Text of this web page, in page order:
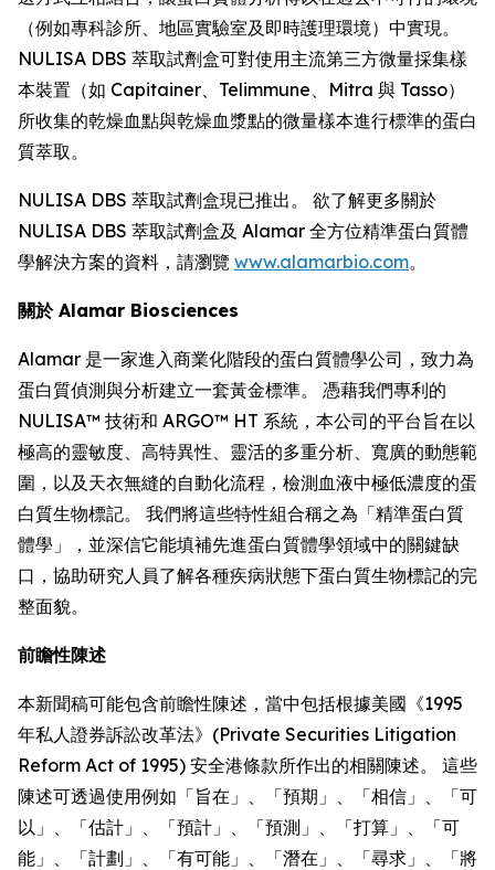
（例如專科診所、地區實驗室及即時護理環境）中實現。
NULISA DBS 萃取試劑盒可對使用主流第三方微量採集樣
本裝置（如 Capitainer、Telimmune、Mitra 與 Tasso）
所收集的乾燥血點與乾燥血漿點的微量樣本進行標準的蛋白
質萃取。
NULISA DBS 萃取試劑盒現已推出。 欲了解更多關於
NULISA DBS 萃取試劑盒及 Alamar 全方位精準蛋白質體
學解決方案的資料，請瀏覽 www.alamarbio.com。
關於 Alamar Biosciences
Alamar 是一家進入商業化階段的蛋白質體學公司，致力為
蛋白質偵測與分析建立一套黃金標準。 憑藉我們專利的
NULISA™ 技術和 ARGO™ HT 系統，本公司的平台旨在以
極高的靈敏度、高特異性、靈活的多重分析、寬廣的動態範
圍，以及天衣無縫的自動化流程，檢測血液中極低濃度的蛋
白質生物標記。 我們將這些特性組合稱之為「精準蛋白質
體學」，並深信它能填補先進蛋白質體學領域中的關鍵缺
口，協助研究人員了解各種疾病狀態下蛋白質生物標記的完
整面貌。
前瞻性陳述
本新聞稿可能包含前瞻性陳述，當中包括根據美國《1995
年私人證券訴訟改革法》(Private Securities Litigation
Reform Act of 1995) 安全港條款所作出的相關陳述。 這些
陳述可透過使用例如「旨在」、「預期」、「相信」、「可
以」、「估計」、「預計」、「預測」、「打算」、「可
能」、「計劃」、「有可能」、「潛在」、「尋求」、「將